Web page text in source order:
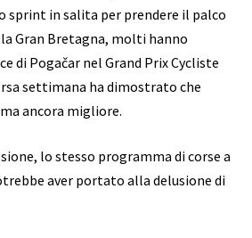
sprint in salita per prendere il palco
Gran Bretagna, molti hanno
di Pogačar nel Grand Prix Cycliste
settimana ha dimostrato che
ancora migliore.
lo stesso programma di corse a
aver portato alla delusione di